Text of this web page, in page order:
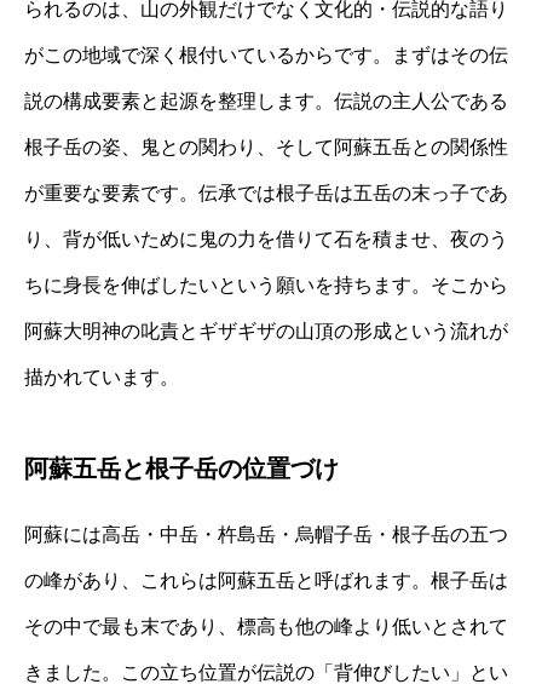
られるのは、山の外観だけでなく文化的・伝説的な語り
がこの地域で深く根付いているからです。まずはその伝
説の構成要素と起源を整理します。伝説の主人公である
根子岳の姿、鬼との関わり、そして阿蘇五岳との関係性
が重要な要素です。伝承では根子岳は五岳の末っ子であ
り、背が低いために鬼の力を借りて石を積ませ、夜のう
ちに身長を伸ばしたいという願いを持ちます。そこから
阿蘇大明神の叱責とギザギザの山頂の形成という流れが
描かれています。
阿蘇五岳と根子岳の位置づけ
阿蘇には高岳・中岳・杵島岳・烏帽子岳・根子岳の五つ
の峰があり、これらは阿蘇五岳と呼ばれます。根子岳は
その中で最も末であり、標高も他の峰より低いとされて
きました。この立ち位置が伝説の「背伸びしたい」とい